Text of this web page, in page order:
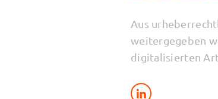
Aus
weitergegeben
digitalisierten